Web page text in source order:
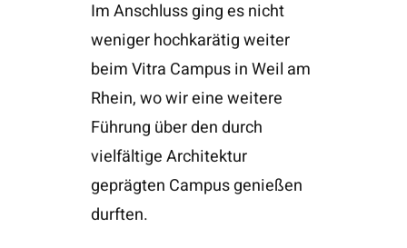
Im Anschluss ging es nicht
weniger hochkarätig weiter
beim Vitra Campus in Weil am
Rhein, wo wir eine weitere
Führung über den durch
vielfältige Architektur
geprägten Campus genießen
durften.